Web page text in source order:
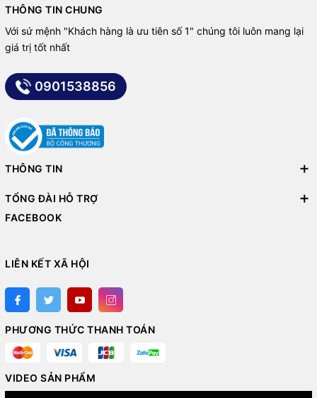
THÔNG TIN CHUNG
Với sứ mệnh "Khách hàng là ưu tiên số 1" chúng tôi luôn mang lại
giá trị tốt nhất
0901538856
THÔNG TIN
TỔNG ĐÀI HỖ TRỢ
FACEBOOK
LIÊN KẾT XÃ HỘI
PHƯƠNG THỨC THANH TOÁN
VIDEO SẢN PHẨM